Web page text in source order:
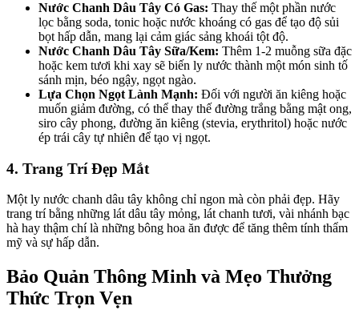
Nước Chanh Dâu Tây Có Gas: Thay thế một phần nước
lọc bằng soda, tonic hoặc nước khoáng có gas để tạo độ sủi
bọt hấp dẫn, mang lại cảm giác sảng khoái tột độ.
Nước Chanh Dâu Tây Sữa/Kem: Thêm 1-2 muỗng sữa đặc
hoặc kem tươi khi xay sẽ biến ly nước thành một món sinh tố
sánh mịn, béo ngậy, ngọt ngào.
Lựa Chọn Ngọt Lành Mạnh: Đối với người ăn kiêng hoặc
muốn giảm đường, có thể thay thế đường trắng bằng mật ong,
siro cây phong, đường ăn kiêng (stevia, erythritol) hoặc nước
ép trái cây tự nhiên để tạo vị ngọt.
4. Trang Trí Đẹp Mắt
Một ly nước chanh dâu tây không chỉ ngon mà còn phải đẹp. Hãy
trang trí bằng những lát dâu tây mỏng, lát chanh tươi, vài nhánh bạc
hà hay thậm chí là những bông hoa ăn được để tăng thêm tính thẩm
mỹ và sự hấp dẫn.
Bảo Quản Thông Minh và Mẹo Thưởng
Thức Trọn Vẹn